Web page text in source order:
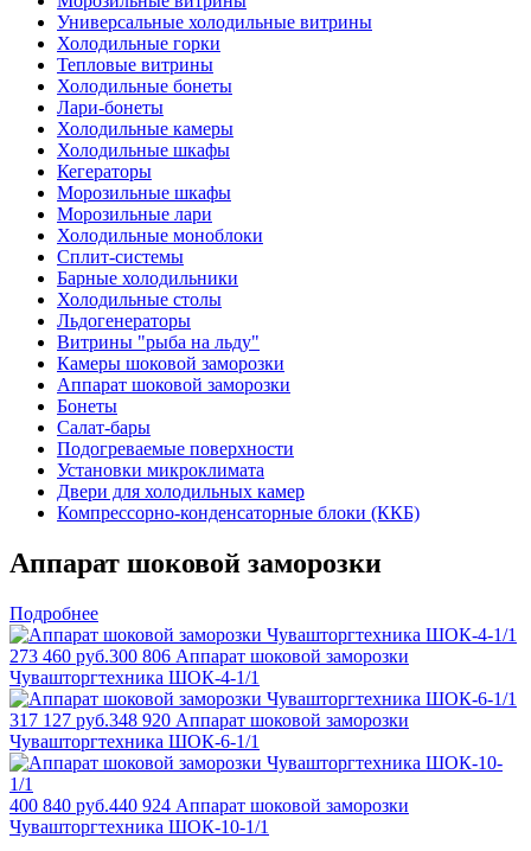
Универсальные холодильные витрины
Холодильные горки
Тепловые витрины
Холодильные бонеты
Лари-бонеты
Холодильные камеры
Холодильные шкафы
Кегераторы
Морозильные шкафы
Морозильные лари
Холодильные моноблоки
Сплит-системы
Барные холодильники
Холодильные столы
Льдогенераторы
Витрины "рыба на льду"
Камеры шоковой заморозки
Аппарат шоковой заморозки
Бонеты
Салат-бары
Подогреваемые поверхности
Установки микроклимата
Двери для холодильных камер
Компрессорно-конденсаторные блоки (ККБ)
Аппарат шоковой заморозки
Подробнее
273 460 руб.300 806 Аппарат шоковой заморозки
Чувашторгтехника ШОК-4-1/1
317 127 руб.348 920 Аппарат шоковой заморозки
Чувашторгтехника ШОК-6-1/1
400 840 руб.440 924 Аппарат шоковой заморозки
Чувашторгтехника ШОК-10-1/1